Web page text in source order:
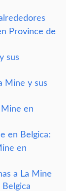
Province de
sus
Mine y sus
Mine en
en Belgica:
en
a La Mine